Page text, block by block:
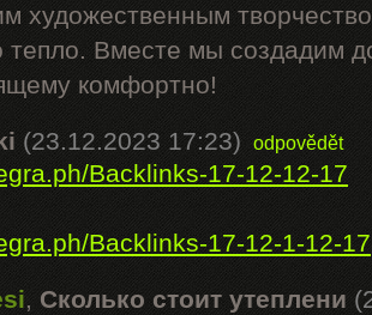
художественным
тепло. Вместе мы создадим
комфортно!
(23.12.2023 17:23) odpovědět
Backlinks-17-12-12-17
Backlinks-17-12-1-12-17
, Сколько стоит утеплени